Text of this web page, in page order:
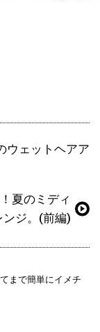
ウェットヘアア
夏のミディ
ジ。(前編)
まで簡単にイメチ